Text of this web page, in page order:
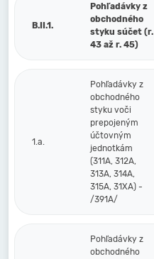
B.II.1.
Pohľadávky z
obchodného
styku súčet (r.
43 až r. 45)
1.a.
Pohľadávky z
obchodného
styku voči
prepojeným
účtovným
jednotkám
(311A, 312A,
313A, 314A,
315A, 31XA) -
/391A/
Pohľadávky z
obchodného